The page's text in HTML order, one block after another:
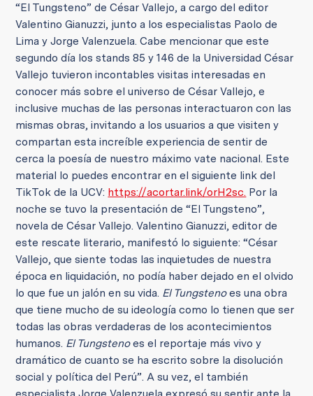
“El Tungsteno” de César Vallejo, a cargo del editor
Valentino Gianuzzi, junto a los especialistas Paolo de
Lima y Jorge Valenzuela. Cabe mencionar que este
segundo día los stands 85 y 146 de la Universidad César
Vallejo tuvieron incontables visitas interesadas en
conocer más sobre el universo de César Vallejo, e
inclusive muchas de las personas interactuaron con las
mismas obras, invitando a los usuarios a que visiten y
compartan esta increíble experiencia de sentir de
cerca la poesía de nuestro máximo vate nacional. Este
material lo puedes encontrar en el siguiente link del
TikTok de la UCV: https://acortar.link/orH2sc. Por la
noche se tuvo la presentación de “El Tungsteno”,
novela de César Vallejo. Valentino Gianuzzi, editor de
este rescate literario, manifestó lo siguiente: “César
Vallejo, que siente todas las inquietudes de nuestra
época en liquidación, no podía haber dejado en el olvido
lo que fue un jalón en su vida. El Tungstenoes una obra
que tiene mucho de su ideología como lo tienen que ser
todas las obras verdaderas de los acontecimientos
humanos. El Tungstenoes el reportaje más vivo y
dramático de cuanto se ha escrito sobre la disolución
social y política del Perú”. A su vez, el también